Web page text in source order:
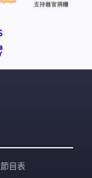
目表